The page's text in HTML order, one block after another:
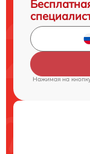
Нажимая на